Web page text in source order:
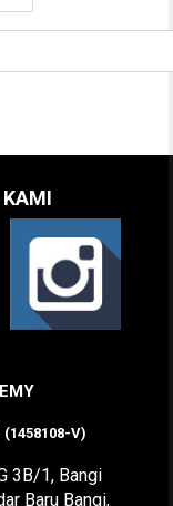
KAMI
V)
3B/1, Bangi
Baru Bangi,